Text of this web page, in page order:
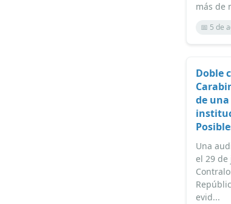
más de
📅 5 de
Doble
de
Una
el 29 de
evid...